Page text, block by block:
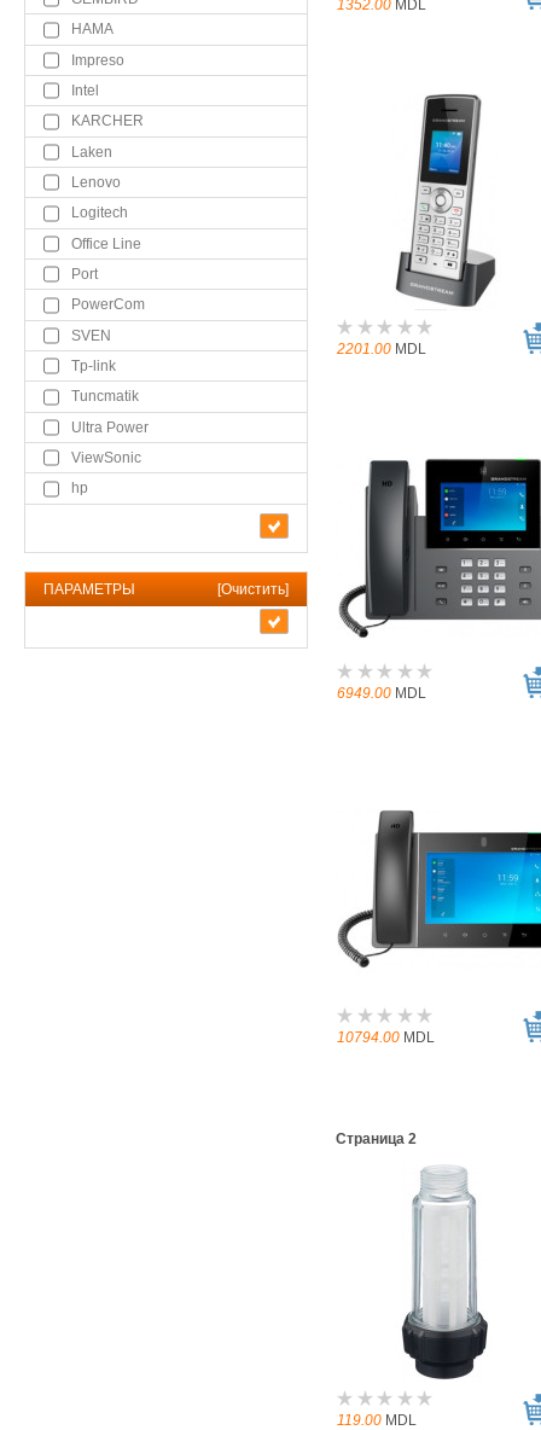
HAMA
Impreso
Intel
KARCHER
Laken
Lenovo
Logitech
Office Line
Port
PowerCom
SVEN
Tp-link
Tuncmatik
Ultra Power
ViewSonic
hp
ПАРАМЕТРЫ [Очистить]
1352.00 MDL
2201.00 MDL
6949.00 MDL
10794.00 MDL
Страница 2
119.00 MDL